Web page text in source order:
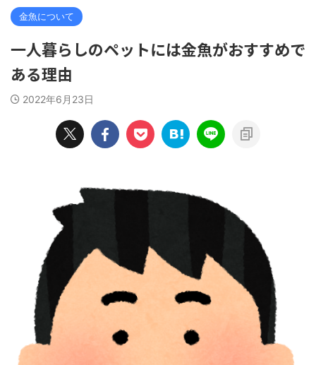
金魚について
一人暮らしのペットには金魚がおすすめで
ある理由
2022年6月23日